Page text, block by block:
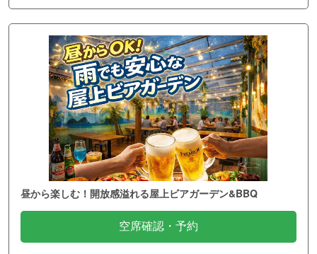
昼から楽しむ！開放感溢れる屋上ビアガーデン&BBQ
空席確認・予約